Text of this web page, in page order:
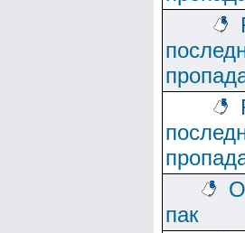
пак